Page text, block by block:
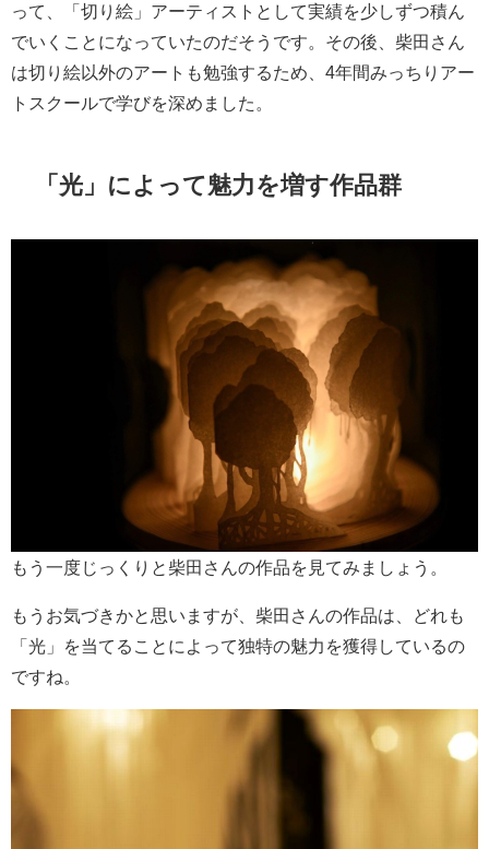
って、「切り絵」アーティストとして実績を少しずつ積ん
でいくことになっていたのだそうです。その後、柴田さん
は切り絵以外のアートも勉強するため、4年間みっちりアー
トスクールで学びを深めました。
「光」によって魅力を増す作品群
もう一度じっくりと柴田さんの作品を見てみましょう。
もうお気づきかと思いますが、柴田さんの作品は、どれも
「光」を当てることによって独特の魅力を獲得しているの
ですね。